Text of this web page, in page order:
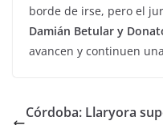
borde de irse, pero el
Damián Betular y
avancen y continuen
Córdoba: Llaryora